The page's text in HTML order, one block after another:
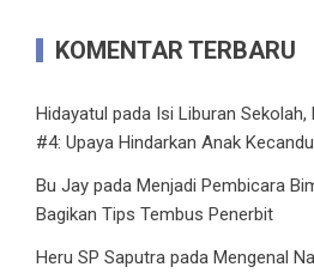
KOMENTAR TERBARU
Hidayatul pada Isi Liburan Sekolah,
#4: Upaya Hindarkan Anak
Bu Jay pada Menjadi Pembicara
Bagikan Tips Tembus Penerbit
Heru SP Saputra pada Mengenal